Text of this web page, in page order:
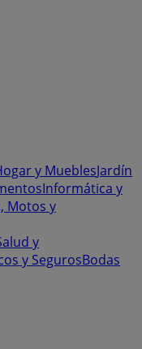
y MueblesJardín
Informática y
Motos y
y
y SegurosBodas